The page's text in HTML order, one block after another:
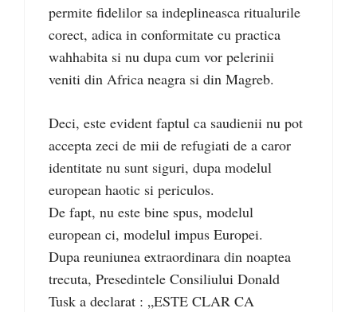
permite fidelilor sa indeplineasca ritualurile
corect, adica in conformitate cu practica
wahhabita si nu dupa cum vor pelerinii
veniti din Africa neagra si din Magreb.
Deci, este evident faptul ca saudienii nu pot
accepta zeci de mii de refugiati de a caror
identitate nu sunt siguri, dupa modelul
european haotic si periculos.
De fapt, nu este bine spus, modelul
european ci, modelul impus Europei.
Dupa reuniunea extraordinara din noaptea
trecuta, Presedintele Consiliului Donald
Tusk a declarat : „ESTE CLAR CA